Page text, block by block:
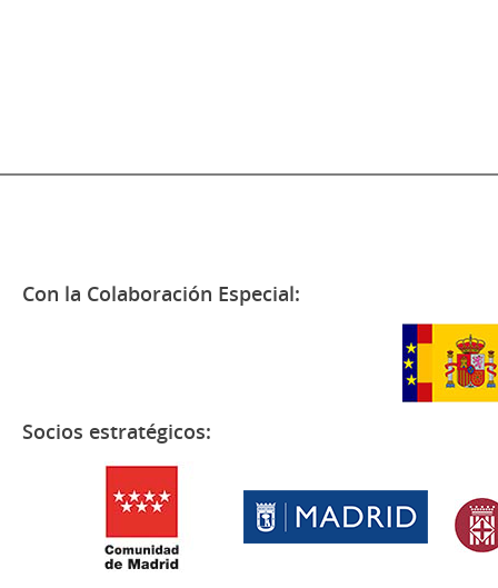
Con la Colaboración Especial:
Socios estratégicos: